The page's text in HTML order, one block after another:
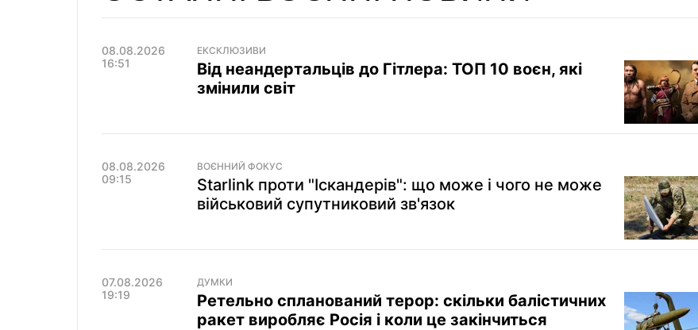
08.08.2026
16:51
ЕКСКЛЮЗИВИ
Від неандертальців до Гітлера: ТОП 10 воєн, які
змінили світ
08.08.2026
09:15
ВОЄННИЙ ФОКУС
Starlink проти "Іскандерів": що може і чого не може
військовий супутниковий зв'язок
07.08.2026
19:19
ДУМКИ
Ретельно спланований терор: скільки балістичних
ракет виробляє Росія і коли це закінчиться